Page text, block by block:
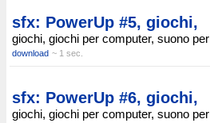
sfx: PowerUp #5, giochi,
giochi, giochi per computer, suono per
download ~ 1 sec.
sfx: PowerUp #6, giochi,
giochi, giochi per computer, suono per